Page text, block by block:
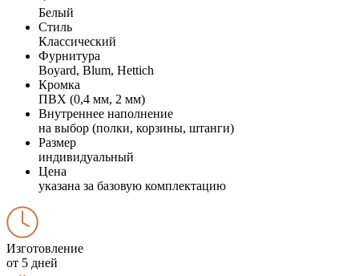
Белый
Стиль
Классический
Фурнитура
Boyard, Blum, Hettich
Кромка
ПВХ (0,4 мм, 2 мм)
Внутреннее наполнение
на выбор (полки, корзины, штанги)
Размер
индивидуальный
Цена
указана за базовую комплектацию
Изготовление
от 5 дней